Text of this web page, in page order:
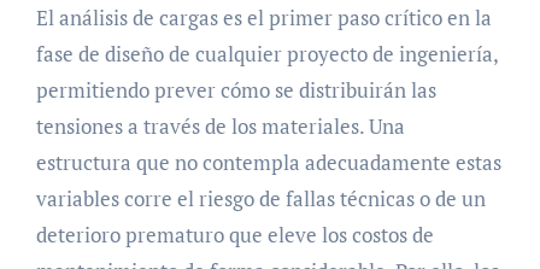
El análisis de cargas es el primer paso crítico en la
fase de diseño de cualquier proyecto de ingeniería,
permitiendo prever cómo se distribuirán las
tensiones a través de los materiales. Una
estructura que no contempla adecuadamente estas
variables corre el riesgo de fallas técnicas o de un
deterioro prematuro que eleve los costos de